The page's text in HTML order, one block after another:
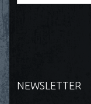
NEWSLETTER